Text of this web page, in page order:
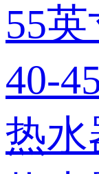
55英
40-
热水